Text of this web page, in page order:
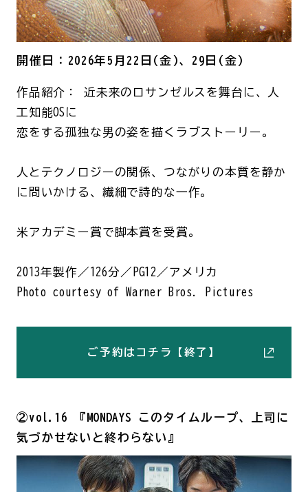
開催日：2026年5月22日(金)、29日(金)
作品紹介： 近未来のロサンゼルスを舞台に、人
工知能OSに
恋をする孤独な男の姿を描くラブストーリー。
人とテクノロジーの関係、つながりの本質を静か
に問いかける、繊細で詩的な一作。
米アカデミー賞で脚本賞を受賞。
2013年製作／126分／PG12／アメリカ
Photo courtesy of Warner Bros. Pictures
ご予約はコチラ【終了】
②vol.16 『MONDAYS このタイムループ、上司に
気づかせないと終わらない』